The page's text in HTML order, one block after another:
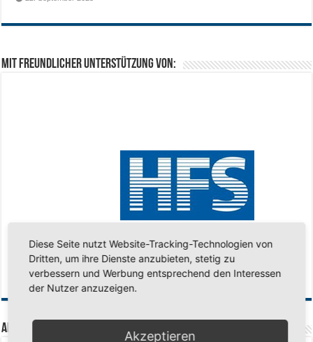
Mit freundlicher Unterstützung von:
Aktuelle Beiträge
Diese Seite nutzt Website-Tracking-Technologien von
Dritten, um ihre Dienste anzubieten, stetig zu
verbessern und Werbung entsprechend den Interessen
der Nutzer anzuzeigen.
Akzeptieren